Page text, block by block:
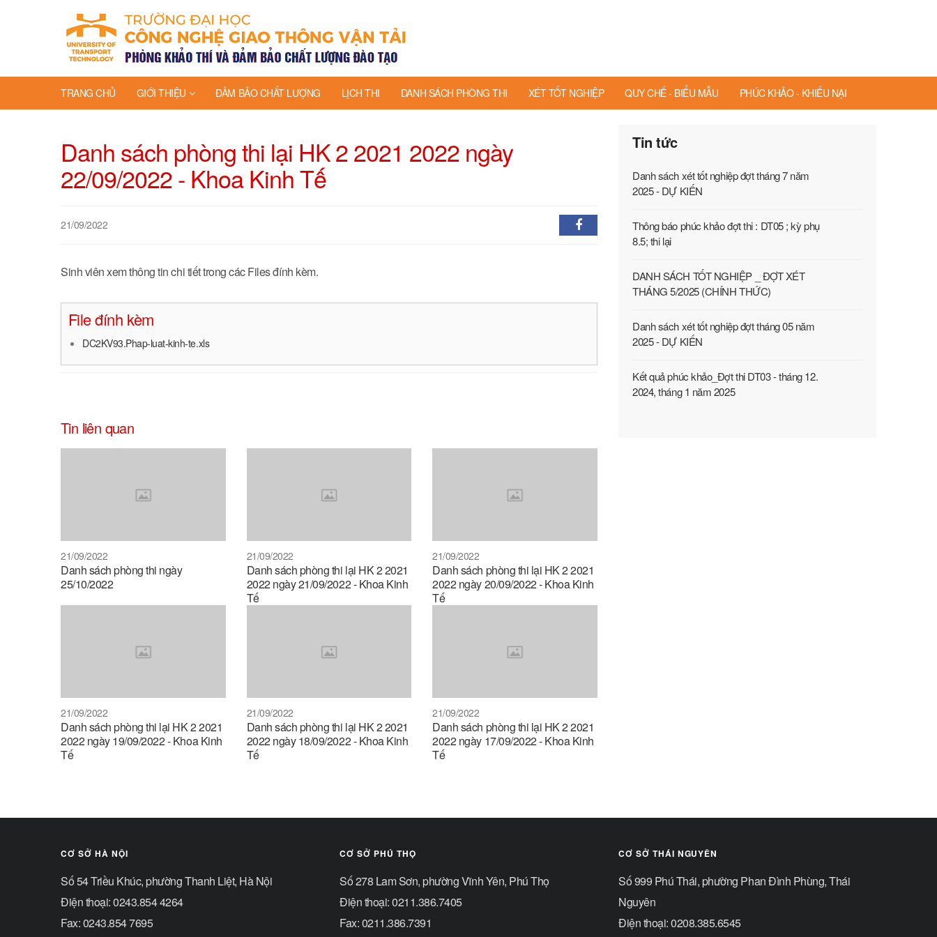
TRANG CHỦ GIỚI THIỆU ĐẢM BẢO CHẤT LƯỢNG LỊCH THI DANH SÁCH PHÒNG THI XÉT TỐT NGHIỆP QUY CHẾ - BIỂU MẪU PHÚC KHẢO - KHIẾU NẠI
Danh sách phòng thi lại HK 2 2021 2022 ngày
22/09/2022 - Khoa Kinh Tế
21/09/2022
Sinh viên xem thông tin chi tiết trong các Files đính kèm.
File đính kèm
DC2KV93.Phap-luat-kinh-te.xls
Tin liên quan
21/09/2022
Danh sách phòng thi ngày
25/10/2022
21/09/2022
Danh sách phòng thi lại HK 2 2021
2022 ngày 21/09/2022 - Khoa Kinh
Tế
21/09/2022
Danh sách phòng thi lại HK 2 2021
2022 ngày 20/09/2022 - Khoa Kinh
Tế
21/09/2022
Danh sách phòng thi lại HK 2 2021
2022 ngày 19/09/2022 - Khoa Kinh
Tế
21/09/2022
Danh sách phòng thi lại HK 2 2021
2022 ngày 18/09/2022 - Khoa Kinh
Tế
21/09/2022
Danh sách phòng thi lại HK 2 2021
2022 ngày 17/09/2022 - Khoa Kinh
Tế
Tin tức
Danh sách xét tốt nghiệp đợt tháng 7 năm
2025 - DỰ KIẾN
Thông báo phúc khảo đợt thi : DT05 ; kỳ phụ
8.5; thi lại
DANH SÁCH TỐT NGHIỆP _ ĐỢT XÉT
THÁNG 5/2025 (CHÍNH THỨC)
Danh sách xét tốt nghiệp đợt tháng 05 năm
2025 - DỰ KIẾN
Kết quả phúc khảo_Đợt thi DT03 - tháng 12.
2024, tháng 1 năm 2025
CƠ SỞ HÀ NỘI
Số 54 Triều Khúc, phường Thanh Liệt, Hà Nội
Điện thoại: 0243.854 4264
Fax: 0243.854 7695
CƠ SỞ PHÚ THỌ
Số 278 Lam Sơn, phường Vĩnh Yên, Phú Thọ
Điện thoại: 0211.386.7405
Fax: 0211.386.7391
CƠ SỞ THÁI NGUYÊN
Số 999 Phú Thái, phường Phan Đình Phùng, Thái
Nguyên
Điện thoại: 0208.385.6545